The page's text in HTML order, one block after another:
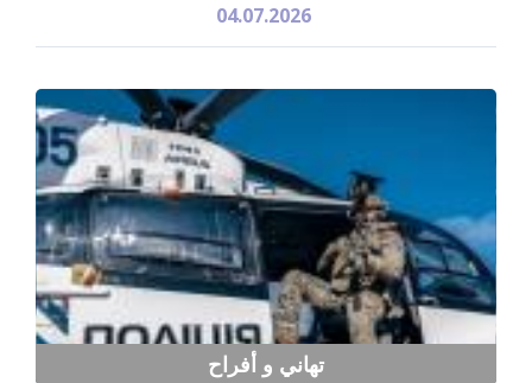
04.07.2026
تهاني و أفراح